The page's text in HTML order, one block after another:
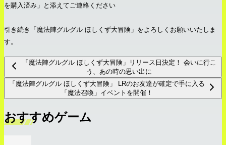
を購入済み」と添えてご連絡ください
引き続き「魔法陣グルグル ほしくず大冒険」をよろしくお願いいたしま
す。
「魔法陣グルグル ほしくず大冒険」リリース日決定！ 会いに行こ
う、あの時の思い出に
「魔法陣グルグル ほしくず大冒険」 LRのお友達が確定で手に入る
「魔法召喚」イベントを開催！
おすすめゲーム